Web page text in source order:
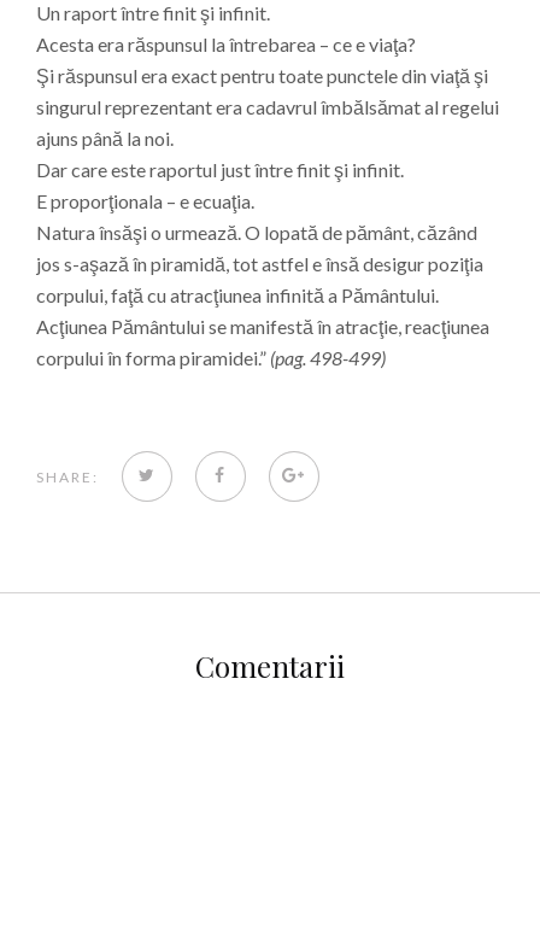
Un raport între finit şi infinit.
Acesta era răspunsul la întrebarea – ce e viaţa?
Şi răspunsul era exact pentru toate punctele din viaţă şi
singurul reprezentant era cadavrul îmbălsămat al regelui
ajuns până la noi.
Dar care este raportul just între finit şi infinit.
E proporţionala – e ecuaţia.
Natura însăşi o urmează. O lopată de pământ, căzând
jos s-aşază în piramidă, tot astfel e însă desigur poziţia
corpului, faţă cu atracţiunea infinită a Pământului.
Acţiunea Pământului se manifestă în atracţie, reacţiunea
corpului în forma piramidei.” (pag. 498-499)
SHARE: TWITTERFACEBOOKGOOGLE+
Comentarii